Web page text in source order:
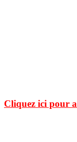
Cliquez ici pour